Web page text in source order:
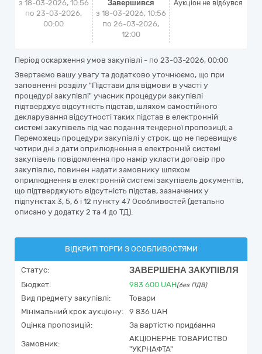
з 18-03-2026, 10:56
по 23-03-2026,
00:00
Завершився
з 18-03-2026, 10:56
по 26-03-2026,
12:00
Аукціон не відбувся
Період оскарження умов закупівлі - по 23-03-2026, 00:00
Звертаємо вашу увагу та додатково уточнюємо, що при
заповненні розділу "Підстави для відмови в участі у
процедурі закупівлі" учасник процедури закупівлі
підтверджує відсутність підстав, шляхом самостійного
декларування відсутності таких підстав в електронній
системі закупівель під час подання тендерної пропозиції, а
Переможець процедури закупівлі у строк, що не перевищує
чотири дні з дати оприлюднення в електронній системі
закупівель повідомлення про намір укласти договір про
закупівлю, повинен надати замовнику шляхом
оприлюднення в електронній системі закупівель документів,
що підтверджують відсутність підстав, зазначених у
підпунктах 3, 5, 6 і 12 пункту 47 Особливостей (детально
описано у додатку 2 та 4 до ТД).
ВІДКРИТІ ТОРГИ З ОСОБЛИВОСТЯМИ
Статус: ЗАВЕРШЕНА ЗАКУПІВЛЯ
Бюджет: 983 600 UAH(без ПДВ)
Вид предмету закупівлі:
Товари
Мінімальний крок аукціону:
9 836 UAH
Оцінка пропозицій:
За вартістю придбання
Замовник:
АКЦІОНЕРНЕ ТОВАРИСТВО
"УКPНAФТА"